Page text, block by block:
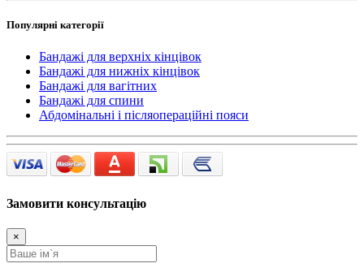
Популярні категорії
Бандажі для верхніх кінцівок
Бандажі для нижніх кінцівок
Бандажі для вагітних
Бандажі для спини
Абдомінальні і післяопераційні пояси
Замовити консультацію
×